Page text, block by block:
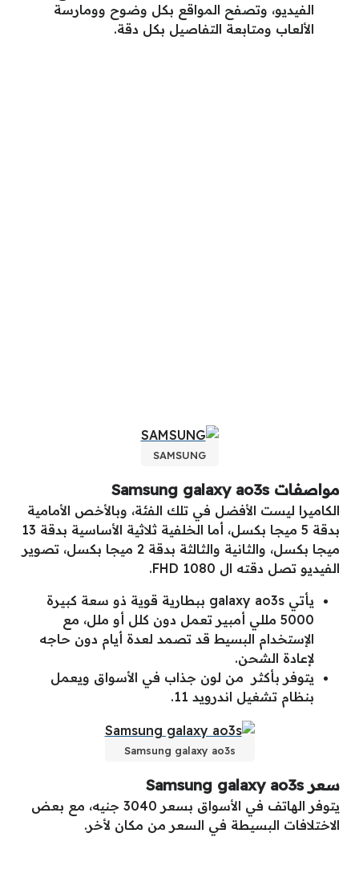
الفيديو، وتصفح المواقع بكل وضوح وومارسة
الألعاب ومتابعة التفاصيل بكل دقة.
SAMSUNG
مواصفات Samsung galaxy ao3s
الكاميرا ليست الأفضل في تلك الفئة، وبالأخص الأمامية
بدقة 5 ميجا بكسل، أما الخلفية ثلاثية الأساسية بدقة 13
ميجا بكسل، والثانية والثالثة بدقة 2 ميجا بكسل، تصوير
الفيديو تصل دقته ال 1080 FHD.
يأتي galaxy ao3s ببطارية قوية ذو سعة كبيرة
5000 مللي أمبير تعمل دون كلل أو ملل، مع
الإستخدام البسيط قد تصمد لعدة أيام دون حاجه
لإعادة الشحن.
يتوفر بأكثر من لون جذاب في الأسواق ويعمل
بنظام تشغيل اندرويد 11.
Samsung galaxy ao3s
سعر Samsung galaxy ao3s
يتوفر الهاتف في الأسواق بسعر 3040 جنيه، مع بعض
الاختلافات البسيطة في السعر من مكان لأخر.